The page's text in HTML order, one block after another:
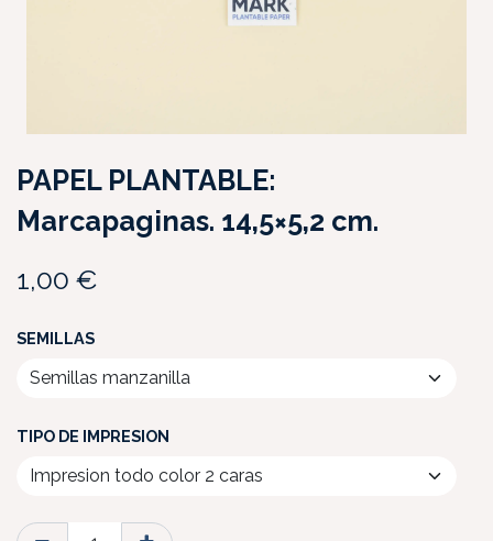
PAPEL PLANTABLE:
Marcapaginas. 14,5×5,2 cm.
1,00 €
SEMILLAS
TIPO DE IMPRESION